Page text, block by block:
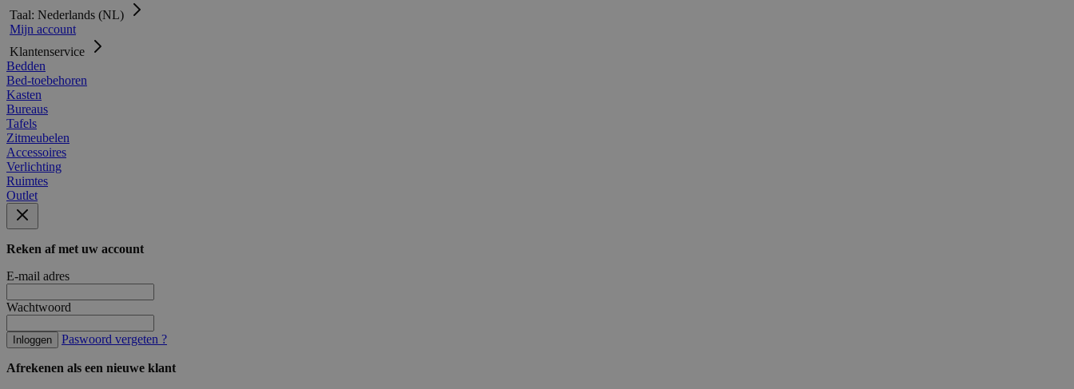
Taal: Nederlands (NL)
Mijn account
Klantenservice
Bedden
Bed-toebehoren
Kasten
Bureaus
Tafels
Zitmeubelen
Accessoires
Verlichting
Ruimtes
Outlet
Reken af met uw account
E-mail adres
Wachtwoord
Inloggen Paswoord vergeten ?
Afrekenen als een nieuwe klant